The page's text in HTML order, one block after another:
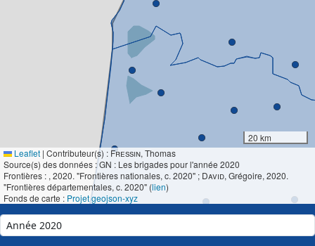
20 km
Leaflet | Contributeur(s) : Fressin, Thomas
Source(s) des données : GN : Les brigades pour l'année 2020
Frontières : , 2020. "Frontières nationales, c. 2020" ; David, Grégoire, 2020.
"Frontières départementales, c. 2020" (lien)
Fonds de carte : Projet geojson-xyz